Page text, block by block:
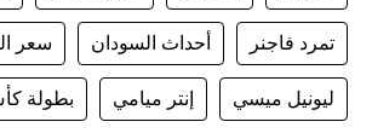
تمرد فاجنر أحداث السودان سعر
ليونيل ميسي إنتر ميامي بطولة